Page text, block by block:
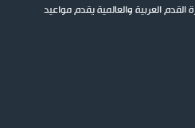
العربية والعالمية يقدم مواعيد